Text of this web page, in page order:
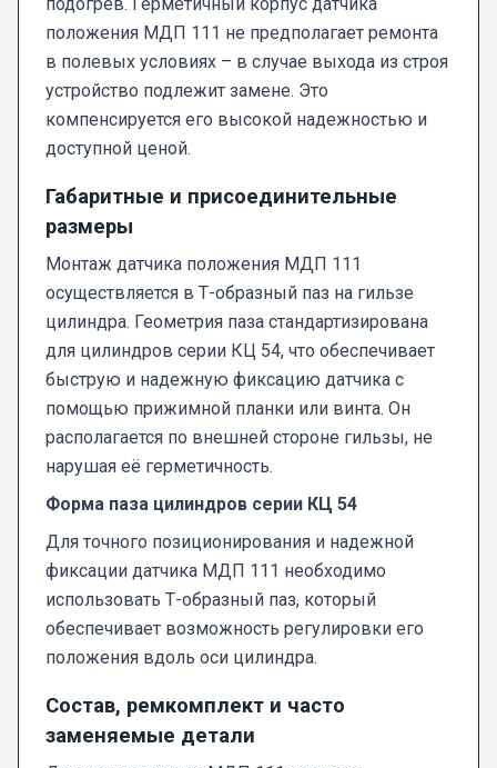
положения МДП 111 не предполагает ремонта
в полевых условиях – в случае выхода из строя
устройство подлежит замене. Это
компенсируется его высокой надежностью и
доступной ценой.
Габаритные и присоединительные
размеры
Монтаж датчика положения МДП 111
осуществляется в Т-образный паз на гильзе
цилиндра. Геометрия паза стандартизирована
для цилиндров серии КЦ 54, что обеспечивает
быструю и надежную фиксацию датчика с
помощью прижимной планки или винта. Он
располагается по внешней стороне гильзы, не
нарушая её герметичность.
Форма паза цилиндров серии КЦ 54
Для точного позиционирования и надежной
фиксации датчика МДП 111 необходимо
использовать Т-образный паз, который
обеспечивает возможность регулировки его
положения вдоль оси цилиндра.
Состав, ремкомплект и часто
заменяемые детали